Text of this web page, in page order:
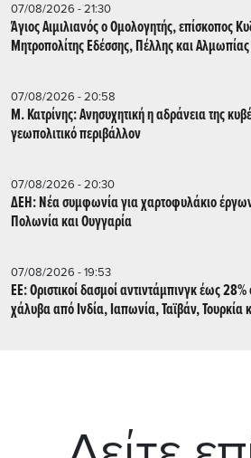
07/08/2026 - 21:30
Άγιος Αιμιλιανός ο Ομολογητής, επίσκοπος
Μητροπολίτης Εδέσσης, Πέλλης και
07/08/2026 - 20:58
Μ. Κατρίνης: Ανησυχητική η αδράνεια της
γεωπολιτικό περιβάλλον
07/08/2026 - 20:30
ΔΕΗ: Νέα συμφωνία για χαρτοφυλάκιο
Πολωνία και Ουγγαρία
07/08/2026 - 19:53
ΕΕ: Οριστικοί δασμοί αντιντάμπινγκ έως
χάλυβα από Ινδία, Ιαπωνία, Ταϊβάν, Τουρκία